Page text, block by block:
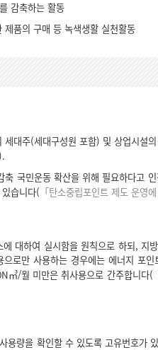
감축하는 활동
품의 구매 등 녹색생활 실천활동
대주(세대구성원 포함) 및 상업시설
국민운동 확산을 위해 필요하다고
습니다( 「탄소중립포인트 제도 운영
대하여 실시함을 원칙으로 하되, 지
로만 사용하는 경우에는 에너지 포
㎥/월 미만은 취사용으로 간주합니다(
용량을 확인할 수 있도록 고유번호가